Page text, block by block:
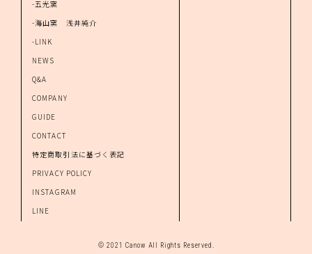
-五光窯
-海山窯 浅井純介
-LINK
NEWS
Q&A
COMPANY
GUIDE
CONTACT
特定商取引法に基づく表記
PRIVACY POLICY
INSTAGRAM
LINE
© 2021 Canow All Rights Reserved.